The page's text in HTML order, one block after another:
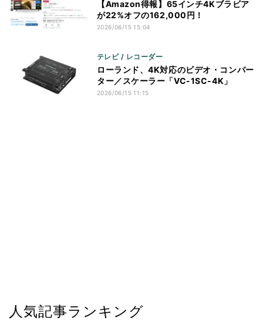
【Amazon得報】65インチ4Kブラビア
が22%オフの162,000円！
2026/06/15 15:04
テレビ / レコーダー
ローランド、4K対応のビデオ・コンバー
ター／スケーラー「VC-1SC-4K」
2026/06/15 11:15
人気記事ランキング